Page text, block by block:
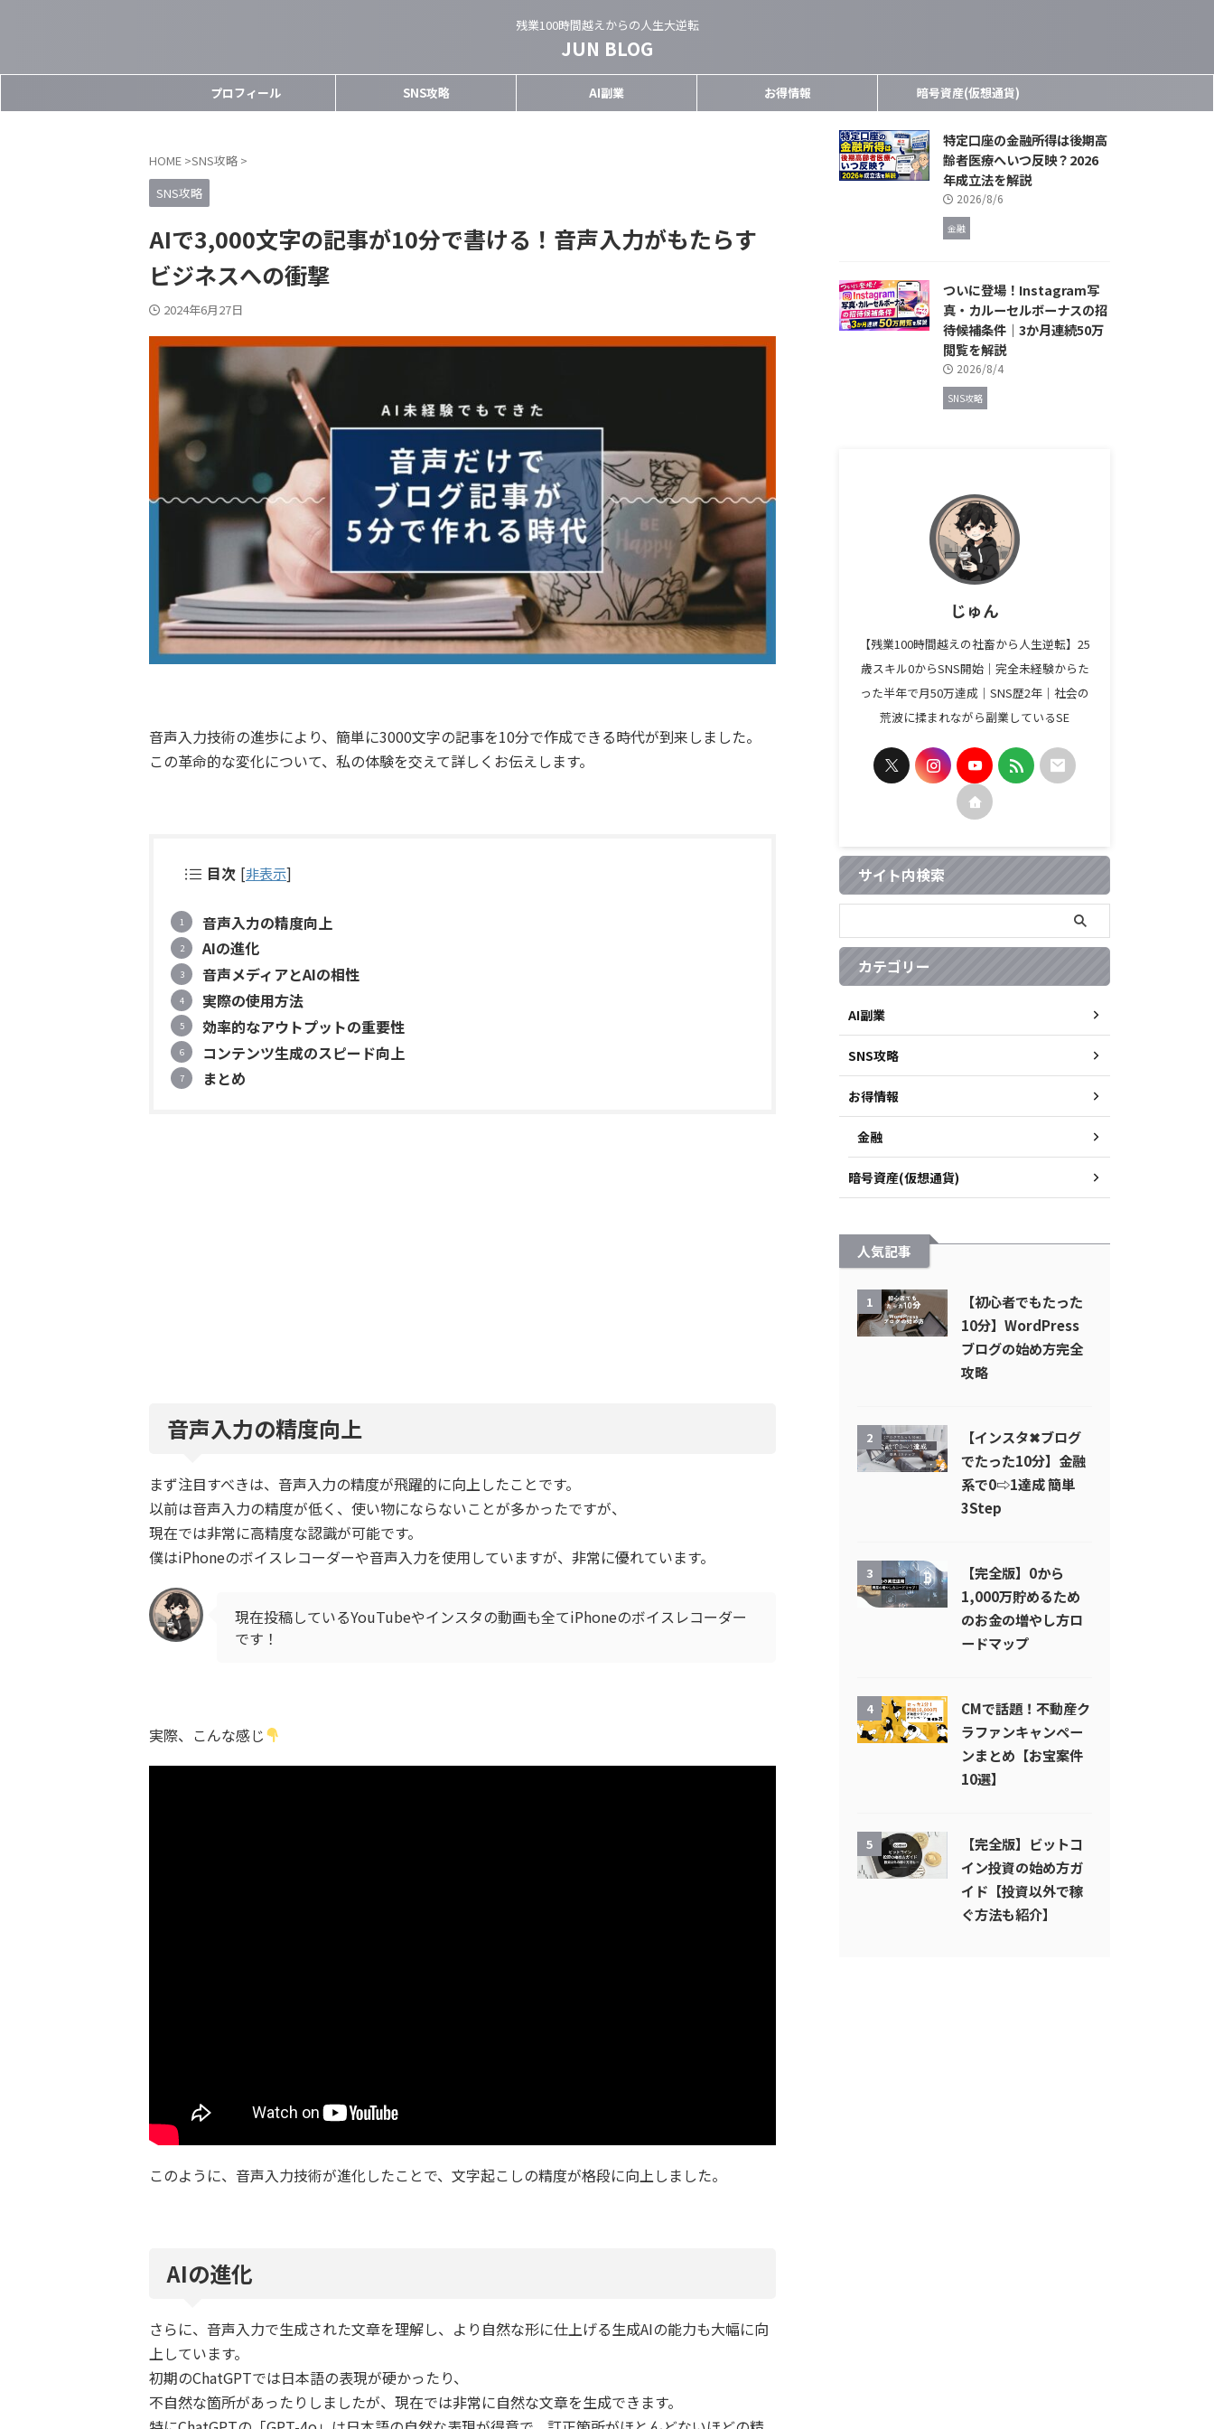
残業100時間越えからの人生大逆転
JUN BLOG
プロフィール SNS攻略 AI副業 お得情報 暗号資産(仮想通貨)
HOME >SNS攻略 >
SNS攻略
AIで3,000文字の記事が10分で書ける！音声入力がもたらす
ビジネスへの衝撃
2024年6月27日
音声入力技術の進歩により、簡単に3000文字の記事を10分で作成できる時代が到来しました。
この革命的な変化について、私の体験を交えて詳しくお伝えします。
目次 [非表示]
音声入力の精度向上
AIの進化
音声メディアとAIの相性
実際の使用方法
効率的なアウトプットの重要性
コンテンツ生成のスピード向上
まとめ
音声入力の精度向上
まず注目すべきは、音声入力の精度が飛躍的に向上したことです。
以前は音声入力の精度が低く、使い物にならないことが多かったですが、
現在では非常に高精度な認識が可能です。
僕はiPhoneのボイスレコーダーや音声入力を使用していますが、非常に優れています。
現在投稿しているYouTubeやインスタの動画も全てiPhoneのボイスレコーダー
です！
実際、こんな感じ
このように、音声入力技術が進化したことで、文字起こしの精度が格段に向上しました。
AIの進化
さらに、音声入力で生成された文章を理解し、より自然な形に仕上げる生成AIの能力も大幅に向
上しています。
初期のChatGPTでは日本語の表現が硬かったり、
不自然な箇所があったりしましたが、現在では非常に自然な文章を生成できます。
特定口座の金融所得は後期高
齢者医療へいつ反映？2026
年成立法を解説
2026/8/6
金融
ついに登場！Instagram写
真・カルーセルボーナスの招
待候補条件｜3か月連続50万
閲覧を解説
2026/8/4
SNS攻略
じゅん
【残業100時間越えの社畜から人生逆転】25
歳スキル0からSNS開始｜完全未経験からた
った半年で月50万達成｜SNS歴2年｜社会の
荒波に揉まれながら副業しているSE
サイト内検索
カテゴリー
AI副業
SNS攻略
お得情報
金融
暗号資産(仮想通貨)
人気記事
1
【初心者でもたった
10分】WordPress
ブログの始め方完全
攻略
2
【インスタ✖︎ブログ
でたった10分】金融
系で0⇨1達成 簡単
3Step
3
【完全版】0から
1,000万貯めるため
のお金の増やし方ロ
ードマップ
4
CMで話題！不動産ク
ラファンキャンペー
ンまとめ【お宝案件
10選】
5
【完全版】ビットコ
イン投資の始め方ガ
イド【投資以外で稼
ぐ方法も紹介】